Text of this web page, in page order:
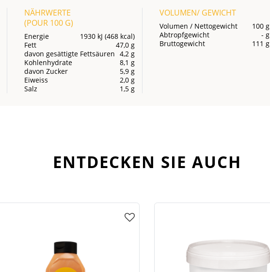
NÄHRWERTE
(POUR 100 G)
Energie
1930 kJ (468 kcal)
Fett
47,0 g
davon gesättigte Fettsäuren 4,2 g
Kohlenhydrate
8,1 g
davon Zucker
5,9 g
Eiweiss
2,0 g
Salz
1,5 g
VOLUMEN/ GEWICHT
Volumen / Nettogewicht
100 g
Abtropfgewicht
- g
Bruttogewicht
111 g
ENTDECKEN SIE AUCH